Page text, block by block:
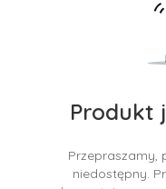
Produkt
Przepraszamy,
niedostępny.